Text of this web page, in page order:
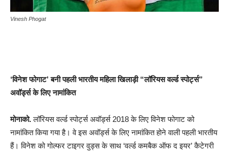
Vinesh Phogat
‘विनेश फोगाट’ बनी पहली भारतीय महिला खिलाड़ी “लॉरियस वर्ल्ड स्पोर्ट्स”
अवॉर्ड्स के लिए नामांकित
मोनाको.लॉरियस वर्ल्ड स्पोर्ट्स अवॉर्ड्स 2018 के लिए विनेश फोगाट को
नामांकित किया गया है। वे इस अवॉर्ड्स के लिए नामांकित होने वाली पहली भारतीय
हैं। विनेश को गोल्फर टाइगर वुड्स के साथ ‘वर्ल्ड कमबैक ऑफ द इयर’ कैटेगरी